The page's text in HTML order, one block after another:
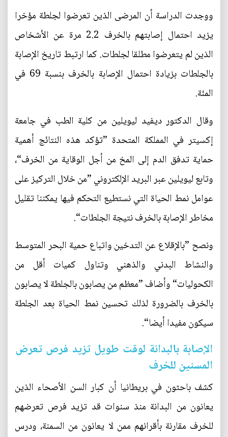
ووجدت الدراسة أن المرضى الذين تعرضوا لجلطة مؤخرا
يزيد احتمال إصابتهم بالخرف 2.2 مرة عن الأشخاص
الذين لم يتعرضوا مطلقا لجلطات. كما ارتبط تاريخ الإصابة
بالجلطات بزيادة احتمال الإصابة بالخرف بنسبة 69 في
المئة.
وقال الدكتور ديفيد ليويلين من كلية الطب في جامعة
إكسيتر في المملكة المتحدة ”تؤكد هذه النتائج أهمية
حماية تدفق الدم إلى المخ من أجل الوقاية من الخرف“،
وتابع ليويلين عبر البريد الإلكتروني ”من خلال التركيز على
عوامل نمط الحياة التي نستطيع التحكم فيها يمكننا تقليل
مخاطر الإصابة بالخرف نتيجة الجلطات“.
ونصح ”بالإقلاع عن التدخين واتباع حمية البحر المتوسط
والنشاط البدني والذهني وتناول كميات أقل من
الكحوليات“ وأضاف ”معظم من يصابون بالجلطة لا يصابون
بالخرف بالضرورة لذلك تحسين نمط الحياة بعد الجلطة
سيكون مفيدا أيضا“.
الإصابة بالبدانة لوقت طويل تزيد فرص تعرض
المسنين للخرف
كشف باحثون في بريطانيا أن كبار السن الأصحاء الذين
يعانون من البدانة منذ سنوات قد تزيد فرص تعرضهم
للخرف مقارنة بأقرانهم ممن لا يعانون من السمنة، ودرس